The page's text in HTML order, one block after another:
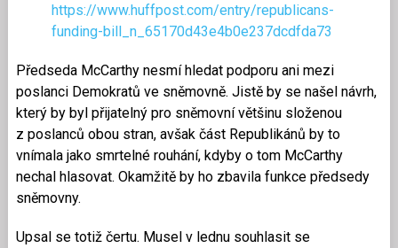
https://www.huffpost.com/entry/republicans-
funding-bill_n_65170d43e4b0e237dcdfda73
Předseda McCarthy nesmí hledat podporu ani mezi
poslanci Demokratů ve sněmovně. Jistě by se našel návrh,
který by byl přijatelný pro sněmovní většinu složenou
z poslanců obou stran, avšak část Republikánů by to
vnímala jako smrtelné rouhání, kdyby o tom McCarthy
nechal hlasovat. Okamžitě by ho zbavila funkce předsedy
sněmovny.
Upsal se totiž čertu. Musel v lednu souhlasit se